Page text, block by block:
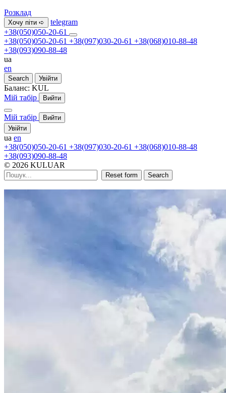
Розклад
Хочу піти ➪
telegram
+38(050)050-20-61
+38(050)050-20-61 +38(097)030-20-61 +38(068)010-88-48
+38(093)090-88-48
ua
en
Search Увійти
Баланс: KUL
Мій табір
Вийти
Мій табір
Вийти
Увійти
ua en
+38(050)050-20-61 +38(097)030-20-61 +38(068)010-88-48
+38(093)090-88-48
© 2026 KULUAR
Reset form Search